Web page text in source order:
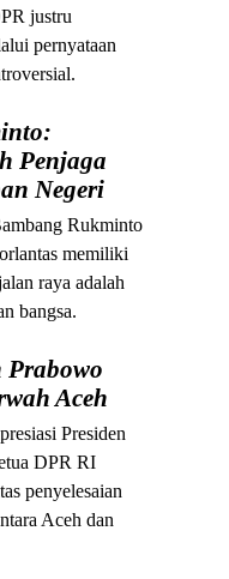
justru
pernyataan
Penjaga
Negeri
Rukminto
memiliki
raya adalah
bangsa.
Aceh
Presiden
DPR RI
penyelesaian
Aceh dan